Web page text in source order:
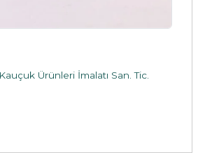
Ürünleri İmalatı San. Tic.